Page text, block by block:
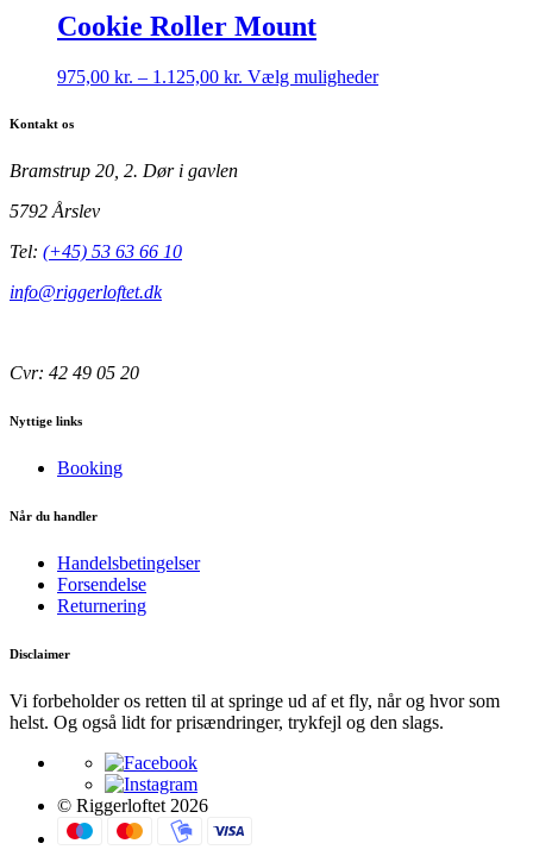
Cookie Roller Mount
975,00 kr. – 1.125,00 kr. Vælg mulighederDette
Kontakt os
Bramstrup 20, 2. Dør i gavlen
5792 Årslev
Tel: (+45) 53 63 66 10
info@riggerloftet.dk
Cvr: 42 49 05 20
Nyttige links
Booking
Når du handler
Handelsbetingelser
Forsendelse
Returnering
Disclaimer
Vi forbeholder os retten til at springe ud af et fly, når og hvor som
helst. Og også lidt for prisændringer, trykfejl og den slags.
© Riggerloftet 2026